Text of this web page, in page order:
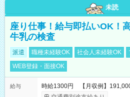
未読
座り仕事！給与即払いOK！
牛乳の検査
派遣 職種未経験OK 社会人未経験OK
WEB登録・面接OK
給与
時給1300円 【月収例】